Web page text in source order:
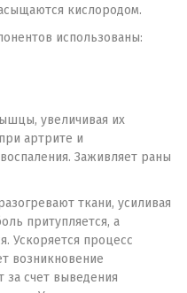
кислородом.
использованы:
увеличивая их
артрите и
Заживляет раны
ткани, усиливая
притупляется, а
Ускоряется процесс
возникновение
за счет выведения